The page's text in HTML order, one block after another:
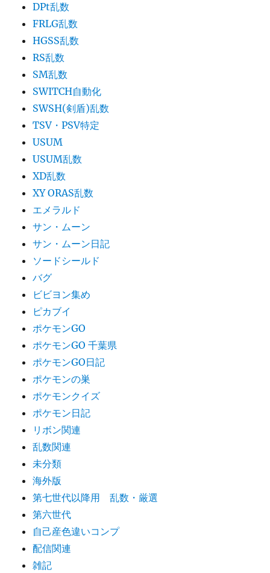
DPt乱数
FRLG乱数
HGSS乱数
RS乱数
SM乱数
SWITCH自動化
SWSH(剣盾)乱数
TSV・PSV特定
USUM
USUM乱数
XD乱数
XY ORAS乱数
エメラルド
サン・ムーン
サン・ムーン日記
ソードシールド
バグ
ビビヨン集め
ピカブイ
ポケモンGO
ポケモンGO 千葉県
ポケモンGO日記
ポケモンの巣
ポケモンクイズ
ポケモン日記
リボン関連
乱数関連
未分類
海外版
第七世代以降用 乱数・厳選
第六世代
自己産色違いコンプ
配信関連
雑記